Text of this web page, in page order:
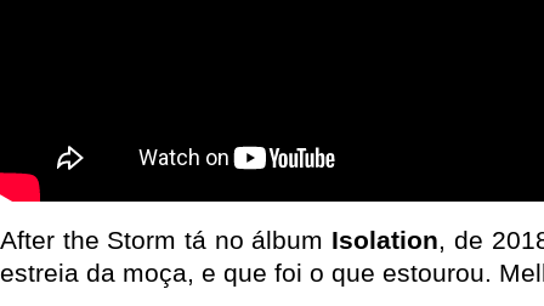
After the Storm tá no álbum Isolation, de
estreia da moça, e que foi o que estourou.